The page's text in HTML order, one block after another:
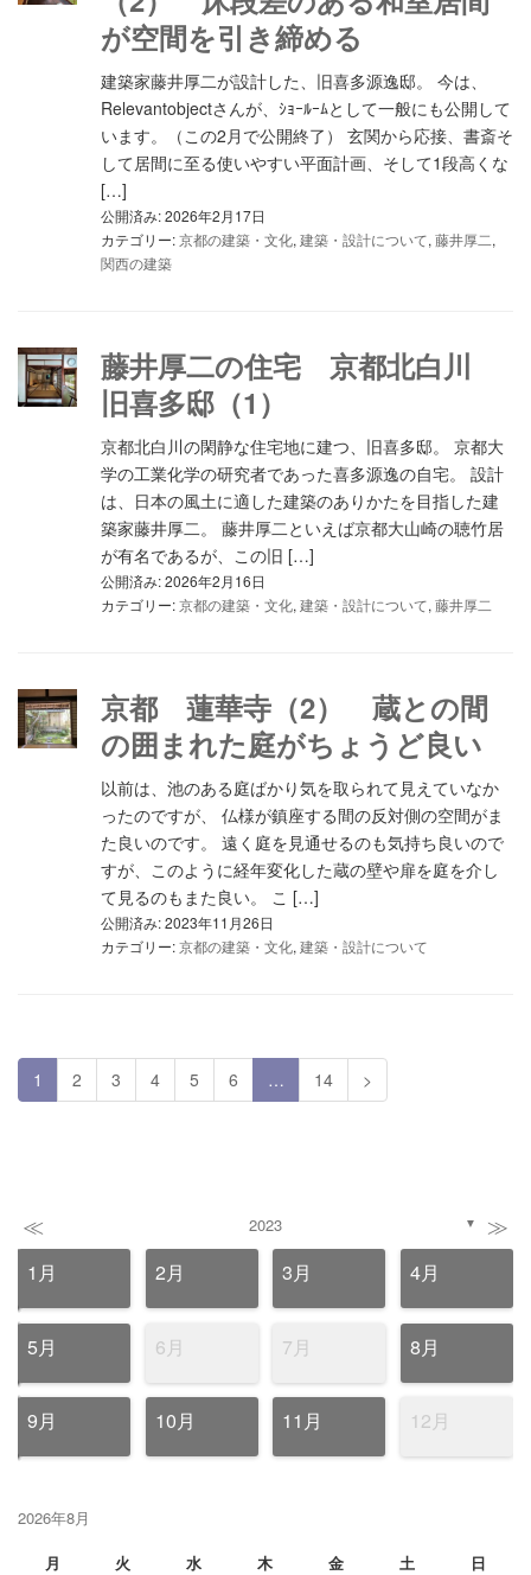
が空間を引き締める
建築家藤井厚二が設計した、旧喜多源逸邸。 今は、
Relevantobjectさんが、ｼｮｰﾙｰﾑとして一般にも公開して
います。（この2月で公開終了） 玄関から応接、書斎そ
して居間に至る使いやすい平面計画、そして1段高くな
[…]
公開済み: 2026年2月17日
カテゴリー:京都の建築・文化, 建築・設計について, 藤井厚二,
関西の建築
藤井厚二の住宅 京都北白川
旧喜多邸（1）
京都北白川の閑静な住宅地に建つ、旧喜多邸。 京都大
学の工業化学の研究者であった喜多源逸の自宅。 設計
は、日本の風土に適した建築のありかたを目指した建
築家藤井厚二。 藤井厚二といえば京都大山崎の聴竹居
が有名であるが、この旧 […]
公開済み: 2026年2月16日
カテゴリー:京都の建築・文化, 建築・設計について, 藤井厚二
京都 蓮華寺（2） 蔵との間
の囲まれた庭がちょうど良い
以前は、池のある庭ばかり気を取られて見えていなか
ったのですが、 仏様が鎮座する間の反対側の空間がま
た良いのです。 遠く庭を見通せるのも気持ち良いので
すが、このように経年変化した蔵の壁や扉を庭を介し
て見るのもまた良い。 こ […]
公開済み: 2023年11月26日
カテゴリー:京都の建築・文化, 建築・設計について
1 2 3 4 5 6 … 14 >
≪ 2023 ▼ ≫
1月 2月 3月 4月
5月 6月 7月 8月
9月 10月 11月 12月
2026年8月
月
火 水 木 金 土 日